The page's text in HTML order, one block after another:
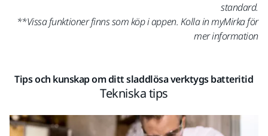
standard.
**Vissa funktioner finns som köp i appen. Kolla in myMirka för
mer information
Tips och kunskap om ditt sladdlösa verktygs batteritid
Tekniska tips